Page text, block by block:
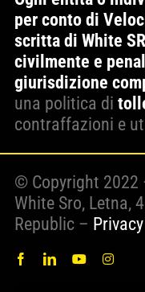
per conto di
scritta di White
civilmente e
giurisdizione
una politica di
contraffazioni e
© Copyright 2022
White Sro, Letna,
Republic –